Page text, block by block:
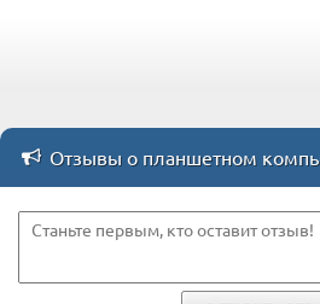
Отзывы о планшетном